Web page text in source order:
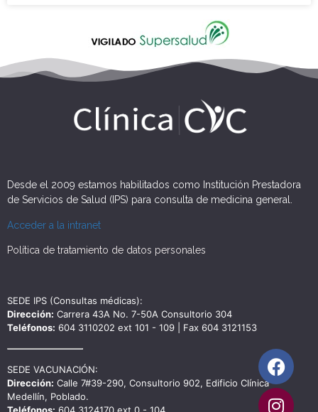
Desde el 2009 estamos habilitados como Institución Prestadora
de Servicios de Salud (IPS) para consulta de medicina general.
Acceder a la intranet
Política de tratamiento de datos personales
SEDE IPS (Consultas médicas):
Dirección: Carrera 43A No. 7-50A Consultorio 304
Teléfonos: 604 3110202 ext 101 - 109 | Fax 604 3121153
SEDE VACUNACIÓN:
Dirección: Calle 7#39-290, Consultorio 902, Edificio Clínica
Medellín, Poblado.
Teléfonos: 604 3124170 ext 0 - 104